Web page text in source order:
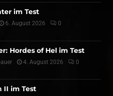
im Test
6. August 2026 0
Hordes of Hel im Test
4. August 2026 0
II im Test